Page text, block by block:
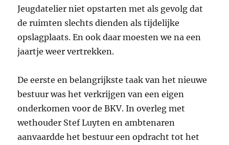
Jeugdatelier niet opstarten met als gevolg dat
de ruimten slechts dienden als tijdelijke
opslagplaats. En ook daar moesten we na een
jaartje weer vertrekken.
De eerste en belangrijkste taak van het nieuwe
bestuur was het verkrijgen van een eigen
onderkomen voor de BKV. In overleg met
wethouder Stef Luyten en ambtenaren
aanvaardde het bestuur een opdracht tot het